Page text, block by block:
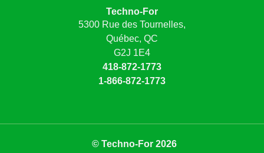
Techno-For
5300 Rue des Tournelles,
Québec, QC
G2J 1E4
418-872-1773
1-866-872-1773
© Techno-For 2026